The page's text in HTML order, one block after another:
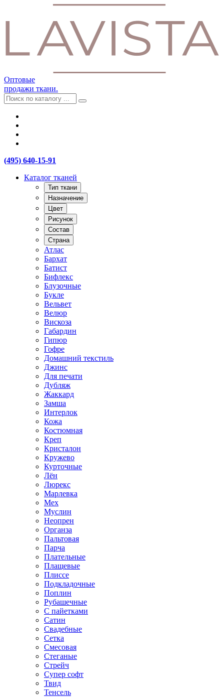
Оптовые
продажи ткани.
(495) 640-15-91
Каталог тканей
Тип ткани
Назначение
Цвет
Рисунок
Состав
Страна
Атлас
Бархат
Батист
Бифлекс
Блузочные
Букле
Вельвет
Велюр
Вискоза
Габардин
Гипюр
Гофре
Домашний текстиль
Джинс
Для печати
Дубляж
Жаккард
Замша
Интерлок
Кожа
Костюмная
Креп
Кристалон
Кружево
Курточные
Лён
Люрекс
Марлевка
Мех
Муслин
Неопрен
Органза
Пальтовая
Парча
Плательные
Плащевые
Плиссе
Подкладочные
Поплин
Рубашечные
С пайетками
Сатин
Свадебные
Сетка
Смесовая
Стеганые
Стрейч
Супер софт
Твид
Тенсель